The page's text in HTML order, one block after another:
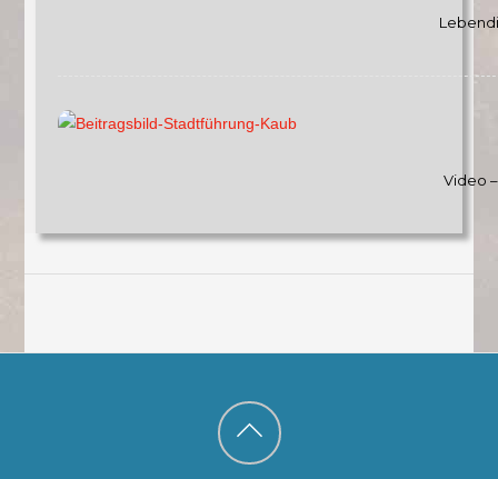
Video
Back